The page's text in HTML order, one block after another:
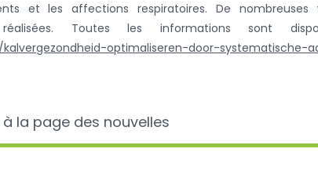
et les affections respiratoires. De nombreuses
Toutes les informations sont
optimaliseren-door-systematische-
à la page des nouvelles